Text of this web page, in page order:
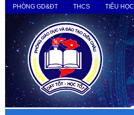
PHÒNG GD&ĐT THCS TIỂU HỌC